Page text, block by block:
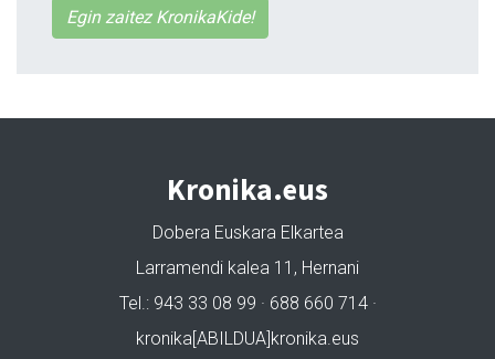
Egin zaitez KronikaKide!
Kronika.eus
Dobera Euskara Elkartea
Larramendi kalea 11, Hernani
Tel.: 943 33 08 99 · 688 660 714 ·
kronika[ABILDUA]kronika.eus